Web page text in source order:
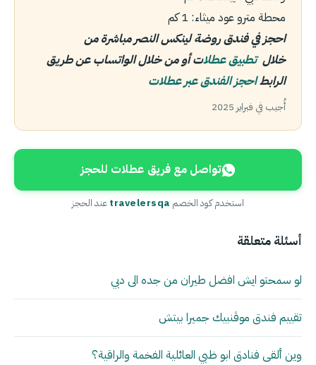
محطة مترو عود ميثاء: 1 كم
احجز في فندق روضة لينكس النصر مباشرة من
خلال تطبيق عطلات أو من خلال الواتساب عن طريق
الرابطاحجز الفندق عبر عطلات
أُجيب في فبراير 2025
تواصل مع فريق عطلات للحجز
استخدم كود الخصم travelersqaعند الحجز
أسئلة متعلقة
لو سمحتو ايش افضل طيران من جده الى دبي
تقييم فندق موڤنبيك جميرا بيتش
وين ألقى فنادق ابو ظبي العائلية الفخمة والراقية؟